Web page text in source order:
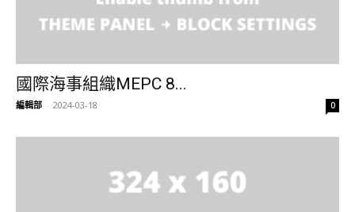
國際海事組織MEPC 8...
編輯部 - 2024-03-18 0